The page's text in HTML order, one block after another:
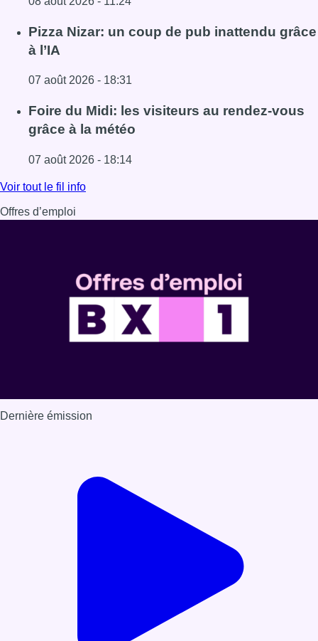
Lire l'article Coups de feu sur fond de “rivalité
Pizza Nizar: un coup de pub inattendu grâce
à l’IA
07 août 2026 - 18:31
Lire l'article Pizza Nizar: un coup de pub inattendu grâce
Foire du Midi: les visiteurs au rendez-vous
grâce à la météo
07 août 2026 - 18:14
Lire l'article Foire du Midi: les visiteurs au rendez-vous
Voir tout le fil info
Offres d’emploi
Dernière émission